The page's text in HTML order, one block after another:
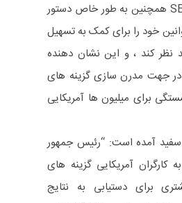
آموزش می دهد. SEC همچنین به طور خاص دستور
خود را برای کمک به تسهیل
نظر کند ، و این نشان دهنده
جهت مدرن سازی گزینه های
برای میلیون ها آمریکایی
سفید آمده است: “رئیس جمهور
آمریکایی گزینه های
برای دستیابی به نتایج